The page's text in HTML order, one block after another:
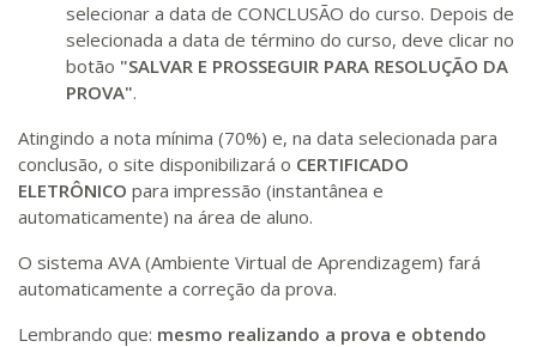
selecionar a data de CONCLUSÃO do curso. Depois de
selecionada a data de término do curso, deve clicar no
botão "SALVAR E PROSSEGUIR PARA RESOLUÇÃO DA
PROVA".
Atingindo a nota mínima (70%) e, na data selecionada para
conclusão, o site disponibilizará o CERTIFICADO
ELETRÔNICO para impressão (instantânea e
automaticamente) na área de aluno.
O sistema AVA (Ambiente Virtual de Aprendizagem) fará
automaticamente a correção da prova.
Lembrando que: mesmo realizando a prova e obtendo